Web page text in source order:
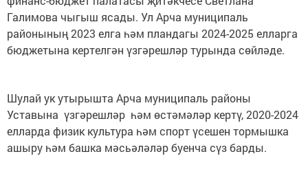
Галимова чыгыш ясады. Ул Арча муниципаль
районының 2023 елга һәм пландагы 2024-2025 елларга
бюджетына кертелгән үзгәрешләр турында сөйләде.
Шулай ук утырышта Арча муниципаль районы
Уставына үзгәрешләр һәм өстәмәләр кертү, 2020-2024
елларда физик культура һәм спорт үсешен тормышка
ашыру һәм башка мәсьәләләр буенча сүз барды.